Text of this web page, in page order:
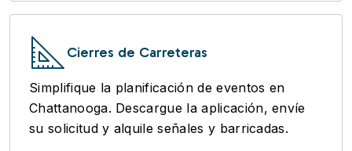
Cierres de Carreteras
Simplifique la planificación de eventos en
Chattanooga. Descargue la aplicación, envíe
su solicitud y alquile señales y barricadas.